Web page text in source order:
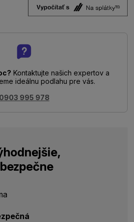
Kontaktujte našich expertov a
ideálnu podlahu pre vás.
0903 995 978